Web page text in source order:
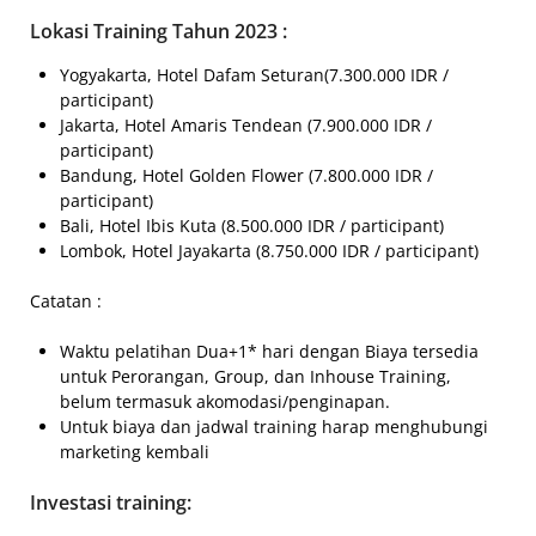
Lokasi Training Tahun 2023 :
Yogyakarta, Hotel Dafam Seturan(7.300.000 IDR /
participant)
Jakarta, Hotel Amaris Tendean (7.900.000 IDR /
participant)
Bandung, Hotel Golden Flower (7.800.000 IDR /
participant)
Bali, Hotel Ibis Kuta (8.500.000 IDR / participant)
Lombok, Hotel Jayakarta (8.750.000 IDR / participant)
Catatan :
Waktu pelatihan Dua+1* hari dengan Biaya tersedia
untuk Perorangan, Group, dan Inhouse Training,
belum termasuk akomodasi/penginapan.
Untuk biaya dan jadwal training harap menghubungi
marketing kembali
Investasi training: